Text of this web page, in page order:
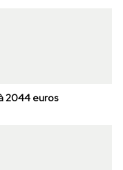
2044 euros